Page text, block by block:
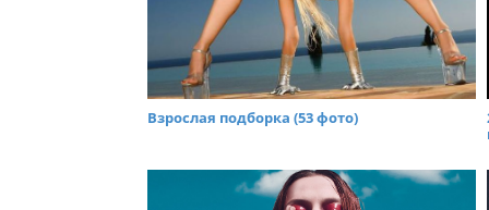
Взрослая подборка (53 фото)